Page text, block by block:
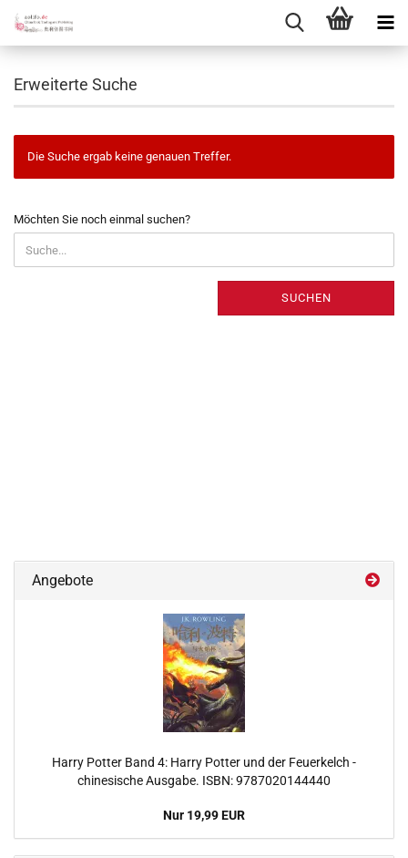
Erweiterte Suche
Die Suche ergab keine genauen Treffer.
MÖCHTEN
SIE
NOCH
EINMAL
Möchten Sie noch einmal suchen?
SUCHEN
Angebote
Harry Potter Band 4: Harry Potter und der Feuerkelch -
chinesische Ausgabe. ISBN: 9787020144440
Nur 19,99 EUR